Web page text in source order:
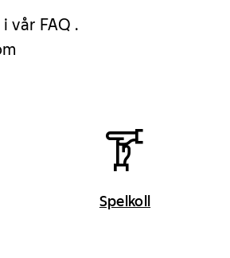
vår FAQ .
Spelkoll